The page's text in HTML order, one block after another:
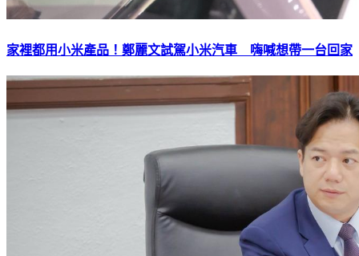
家裡都用小米產品！鄭麗文試駕小米汽車 嗨喊想帶一台回家